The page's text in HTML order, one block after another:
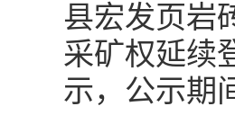
县宏发页岩
采矿权延续
示，公示期